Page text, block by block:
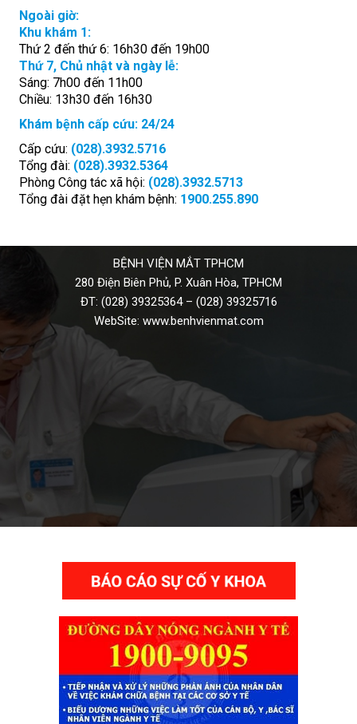
Ngoài giờ:
Khu khám 1:
Thứ 2 đến thứ 6: 16h30 đến 19h00
Thứ 7, Chủ nhật và ngày lễ:
Sáng: 7h00 đến 11h00
Chiều: 13h30 đến 16h30
Khám bệnh cấp cứu: 24/24
Cấp cứu: (028).3932.5716
Tổng đài: (028).3932.5364
Phòng Công tác xã hội: (028).3932.5713
Tổng đài đặt hẹn khám bệnh: 1900.255.890
BỆNH VIỆN MẮT TPHCM
280 Điện Biên Phủ, P. Xuân Hòa, TPHCM
ĐT: (028) 39325364– (028) 39325716
WebSite: www.benhvienmat.com